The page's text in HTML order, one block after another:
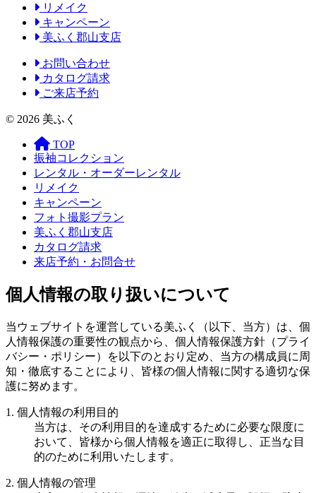
リメイク
キャンペーン
美ふく郡山支店
お問い合わせ
カタログ請求
ご来店予約
© 2026 美ふく
TOP
振袖コレクション
レンタル・オーダーレンタル
リメイク
キャンペーン
フォト撮影プラン
美ふく郡山支店
カタログ請求
来店予約・お問合せ
個人情報の取り扱いについて
当ウェブサイトを運営している美ふく（以下、当方）は、個
人情報保護の重要性の観点から、個人情報保護方針（プライ
バシー・ポリシー）を以下のとおり定め、当方の構成員に周
知・徹底することにより、皆様の個人情報に関する適切な保
護に努めます。
1. 個人情報の利用目的
当方は、その利用目的を達成するために必要な限度に
おいて、皆様から個人情報を適正に取得し、正当な目
的のために利用いたします。
2. 個人情報の管理